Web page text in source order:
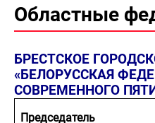
Областные
БРЕСТСКОЕ
«БЕЛОРУССКАЯ
СОВРЕМЕННОГО
Председатель